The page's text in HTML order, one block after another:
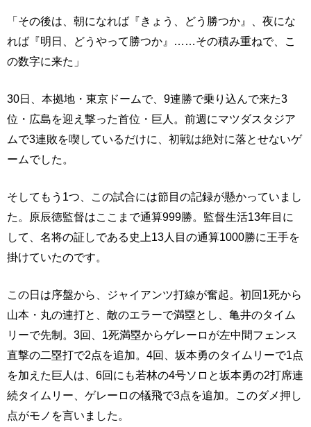
「その後は、朝になれば『きょう、どう勝つか』、夜にな
れば『明日、どうやって勝つか』……その積み重ねで、こ
の数字に来た」
30日、本拠地・東京ドームで、9連勝で乗り込んで来た3
位・広島を迎え撃った首位・巨人。前週にマツダスタジア
ムで3連敗を喫しているだけに、初戦は絶対に落とせないゲ
ームでした。
そしてもう1つ、この試合には節目の記録が懸かっていまし
た。原辰徳監督はここまで通算999勝。監督生活13年目に
して、名将の証しである史上13人目の通算1000勝に王手を
掛けていたのです。
この日は序盤から、ジャイアンツ打線が奮起。初回1死から
山本・丸の連打と、敵のエラーで満塁とし、亀井のタイム
リーで先制。3回、1死満塁からゲレーロが左中間フェンス
直撃の二塁打で2点を追加。4回、坂本勇のタイムリーで1点
を加えた巨人は、6回にも若林の4号ソロと坂本勇の2打席連
続タイムリー、ゲレーロの犠飛で3点を追加。このダメ押し
点がモノを言いました。